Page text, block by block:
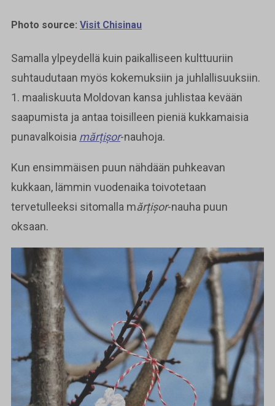
Photo source: Visit Chisinau
Samalla ylpeydellä kuin paikalliseen kulttuuriin
suhtaudutaan myös kokemuksiin ja juhlallisuuksiin.
1. maaliskuuta Moldovan kansa juhlistaa kevään
saapumista ja antaa toisilleen pieniä kukkamaisia
punavalkoisia mărțișor-nauhoja.
Kun ensimmäisen puun nähdään puhkeavan
kukkaan, lämmin vuodenaika toivotetaan
tervetulleeksi sitomalla mărțișor-nauha puun
oksaan.